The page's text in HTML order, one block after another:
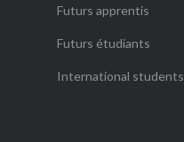
Futurs apprentis
Futurs étudiants
International students